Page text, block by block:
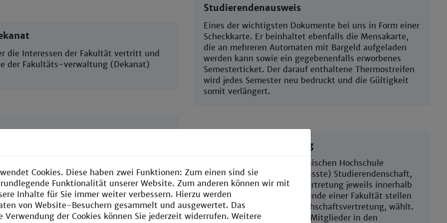
die Interessen der Fakultät vertritt und
der Fakultäts-verwaltung (Dekanat)
akademische Grad an
Master
Studierendenausweis
Eines der wichtigsten Dokumente bei uns in Form einer
Scheckkarte. Er beinhaltet ebenfalls die Mensakarte,
die an mehreren Automaten mit Bargeld aufgeladen
werden kann sowie ein gegebenenfalls erworbenes
Semesterticket. Der darauf enthaltene Thermostreifen
wird jedes Semester neu bedruckt und die Gültigkeit
somit verlängert.
Studierendenvertretung
Die Studierenden der Technischen Hochschule
Mannheim bilden die (verfasste) Studierendenschaft,
welche Ihre Studierendenvertretung jeweils innerhalb
ihrer Fakultät (Alle Studierende einer Fakultät stellen
die Fachschaft dar), die Fachschaftsvertretung, wählt.
Diese wiederum entsendet Mitglieder in den
Cookies. Diese haben zwei Funktionen: Zum einen sind sie
Funktionalität unserer Website. Zum anderen können wir mit
Inhalte für Sie immer weiter verbessern. Hierzu werden
von Website-Besuchern gesammelt und ausgewertet. Das
Verwendung der Cookies können Sie jederzeit widerrufen. Weitere